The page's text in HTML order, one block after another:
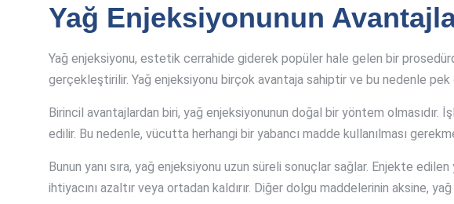
Yağ Enjeksiyonunun
Yağ enjeksiyonu, estetik cerrahide giderek popüler hale gelen bir
gerçekleştirilir. Yağ enjeksiyonu birçok avantaja sahiptir ve bu nedenle
Birincil avantajlardan biri, yağ enjeksiyonunun doğal bir yöntem olmasıdır.
edilir. Bu nedenle, vücutta herhangi bir yabancı madde kullanılması
Bunun yanı sıra, yağ enjeksiyonu uzun süreli sonuçlar sağlar. Enjekte
ihtiyacını azaltır veya ortadan kaldırır. Diğer dolgu maddelerinin aksine,